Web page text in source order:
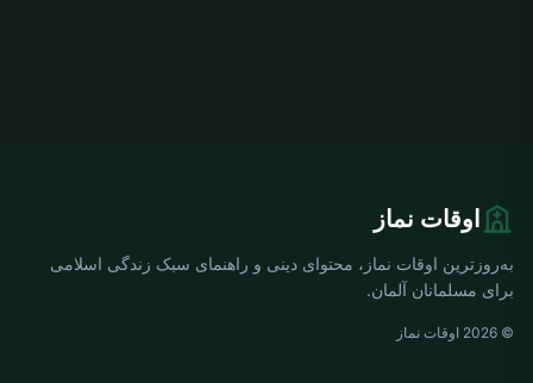
اوقات نماز
به‌روزترین اوقات نماز، محتوای دینی و راهنمای سبک زندگی اسلامی
برای مسلمانان آلمان.
© 2026 اوقات نماز